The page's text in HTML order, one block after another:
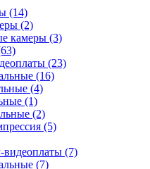
(14)
(2)
камеры (3)
(23)
(16)
(4)
(1)
(2)
(5)
(7)
(7)